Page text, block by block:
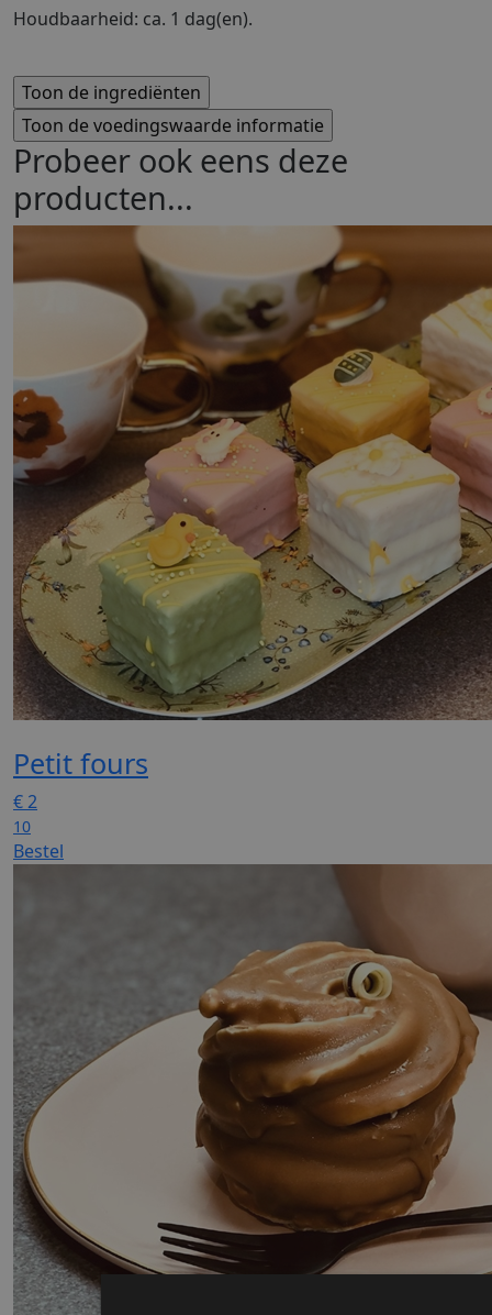
Houdbaarheid: ca. 1 dag(en).
Probeer ook eens deze
producten...
Petit fours
€2
10
Bestel